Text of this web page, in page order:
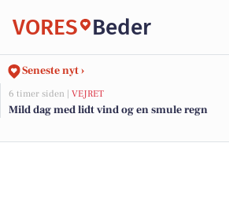
VORES Beder
Seneste nyt ›
6 timer siden | VEJRET
Mild dag med lidt vind og en smule regn